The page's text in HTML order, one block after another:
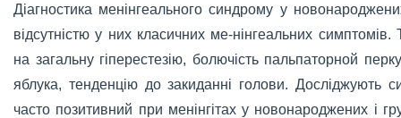
Діагностика менінгеального синдрому у
відсутністю у них класичних ме-нінгеальних
на загальну гіперестезію, болючість пальпаторной
яблука, тенденцію до закиданні голови. Досліджують
часто позитивний при менінгітах у новонароджених і